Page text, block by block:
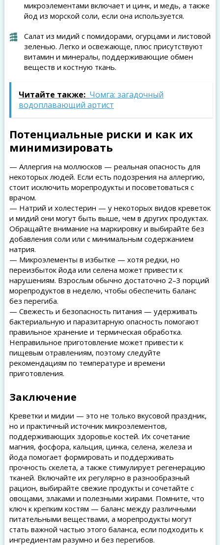
микроэлементами включает и цинк, и медь, а также
йод из морской соли, если она используется.
Салат из мидий с помидорами, огурцами и листовой
зеленью. Легко и освежающе, плюс присутствуют
витамин и минералы, поддерживающие обмен
веществ и костную ткань.
Читайте также: Чомга: загадочный
водоплавающий артист
Потенциальные риски и как их
минимизировать
— Аллергия на моллюсков — реальная опасность для
некоторых людей. Если есть подозрения на аллергию,
стоит исключить морепродукты и посоветоваться с
врачом.
— Натрий и холестерин — у некоторых видов креветок
и мидий они могут быть выше, чем в других продуктах.
Обращайте внимание на маркировку и выбирайте без
добавления соли или с минимальным содержанием
натрия.
— Микроэлементы в избытке — хотя редки, но
переизбыток йода или селена может привести к
нарушениям. Взрослым обычно достаточно 2–3 порций
морепродуктов в неделю, чтобы обеспечить баланс
без перегиба.
— Свежесть и безопасность питания — удерживать
бактериальную и паразитарную опасность помогают
правильное хранение и термическая обработка.
Неправильное приготовление может привести к
пищевым отравлениям, поэтому следуйте
рекомендациям по температуре и времени
приготовления.
Заключение
Креветки и мидии — это не только вкусовой праздник,
но и практичный источник микроэлементов,
поддерживающих здоровье костей. Их сочетание
магния, фосфора, кальция, цинка, селена, железа и
йода помогает формировать и поддерживать
прочность скелета, а также стимулирует регенерацию
тканей. Включайте их регулярно в разнообразный
рацион, выбирайте свежие продукты и сочетайте с
овощами, злаками и полезными жирами. Помните, что
ключ к крепким костям — баланс между различными
питательными веществами, а морепродукты могут
стать важной частью этого баланса, если подходить к
ингредиентам разумно и без перегибов.